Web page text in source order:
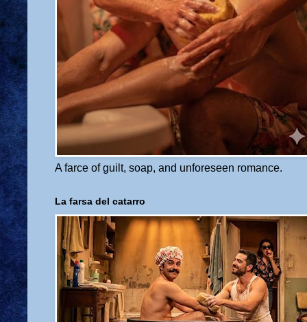
A farce of guilt, soap, and unforeseen romance.
La farsa del catarro